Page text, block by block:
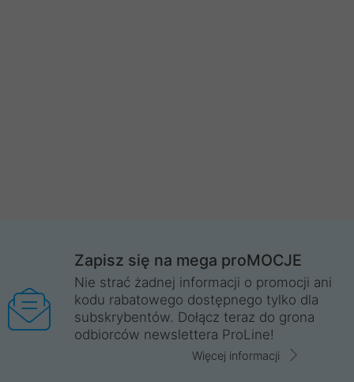
Zapisz się na mega proMOCJE
Nie strać żadnej informacji o promocji ani
kodu rabatowego dostępnego tylko dla
subskrybentów. Dołącz teraz do grona
odbiorców newslettera ProLine!
Więcej informacji